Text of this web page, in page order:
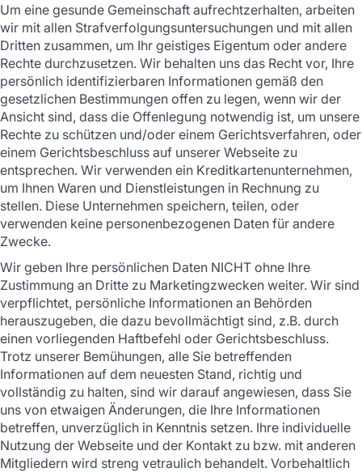
Um eine gesunde Gemeinschaft aufrechtzerhalten, arbeiten
wir mit allen Strafverfolgungsuntersuchungen und mit allen
Dritten zusammen, um Ihr geistiges Eigentum oder andere
Rechte durchzusetzen. Wir behalten uns das Recht vor, Ihre
persönlich identifizierbaren Informationen gemäß den
gesetzlichen Bestimmungen offen zu legen, wenn wir der
Ansicht sind, dass die Offenlegung notwendig ist, um unsere
Rechte zu schützen und/oder einem Gerichtsverfahren, oder
einem Gerichtsbeschluss auf unserer Webseite zu
entsprechen. Wir verwenden ein Kreditkartenunternehmen,
um Ihnen Waren und Dienstleistungen in Rechnung zu
stellen. Diese Unternehmen speichern, teilen, oder
verwenden keine personenbezogenen Daten für andere
Zwecke.
Wir geben Ihre persönlichen Daten NICHT ohne Ihre
Zustimmung an Dritte zu Marketingzwecken weiter. Wir sind
verpflichtet, persönliche Informationen an Behörden
herauszugeben, die dazu bevollmächtigt sind, z.B. durch
einen vorliegenden Haftbefehl oder Gerichtsbeschluss.
Trotz unserer Bemühungen, alle Sie betreffenden
Informationen auf dem neuesten Stand, richtig und
vollständig zu halten, sind wir darauf angewiesen, dass Sie
uns von etwaigen Änderungen, die Ihre Informationen
betreffen, unverzüglich in Kenntnis setzen. Ihre individuelle
Nutzung der Webseite und der Kontakt zu bzw. mit anderen
Mitgliedern wird streng vetraulich behandelt. Vorbehaltlich